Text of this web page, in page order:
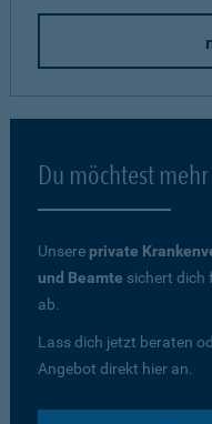
Du möchtest
Unsere private
und Beamte sichert dich
ab.
Lass dich jetzt beraten
Angebot direkt hier an.